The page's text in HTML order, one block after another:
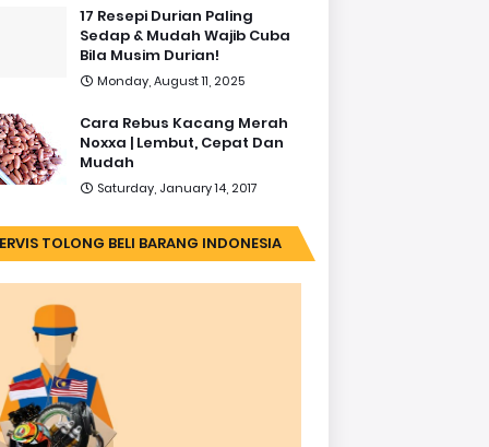
17 Resepi Durian Paling
Sedap & Mudah Wajib Cuba
Bila Musim Durian!
Monday, August 11, 2025
Cara Rebus Kacang Merah
Noxxa | Lembut, Cepat Dan
Mudah
Saturday, January 14, 2017
TOLONG BELI BARANG INDONESIA